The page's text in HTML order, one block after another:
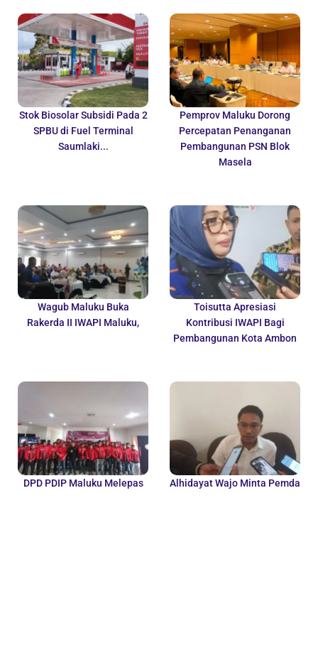
Stok Biosolar Subsidi Pada 2
SPBU di Fuel Terminal
Saumlaki...
Pemprov Maluku Dorong
Percepatan Penanganan
Pembangunan PSN Blok
Masela
Wagub Maluku Buka
Rakerda II IWAPI Maluku,
Toisutta Apresiasi
Kontribusi IWAPI Bagi
Pembangunan Kota Ambon
DPD PDIP Maluku Melepas
Alhidayat Wajo Minta Pemda